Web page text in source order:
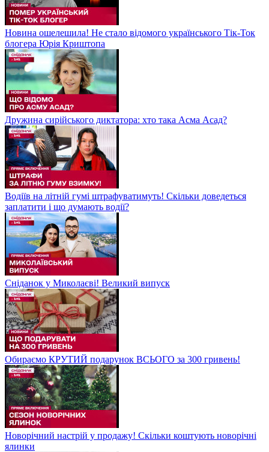
Новина ошелешила! Не стало відомого українського Тік-Ток
блогера Юрія Криштопа
Дружина сирійського диктатора: хто така Асма Асад?
Водіїв на літній гумі штрафуватимуть! Скільки доведеться
заплатити і що думають водії?
Сніданок у Миколаєві! Великий випуск
Обираємо КРУТИЙ подарунок ВСЬОГО за 300 гривень!
Новорічний настрій у продажу! Скільки коштують новорічні
ялинки